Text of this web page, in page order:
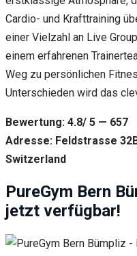
Cardio- und Krafttraining
einer Vielzahl an Live
einem erfahrenen
Weg zu persönlichen
Unterschieden wird das
Bewertung: 4.8/ 5 — 657
Adresse: Feldstrasse
Switzerland
PureGym Bern
jetzt verfügbar!